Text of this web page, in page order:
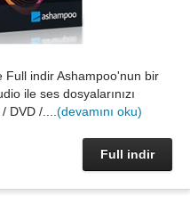
Full indir Ashampoo'nun bir
ile ses dosyalarınızı
DVD /.... (devamını oku)
Full indir